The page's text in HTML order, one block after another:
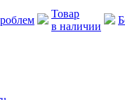
Товар
в наличии